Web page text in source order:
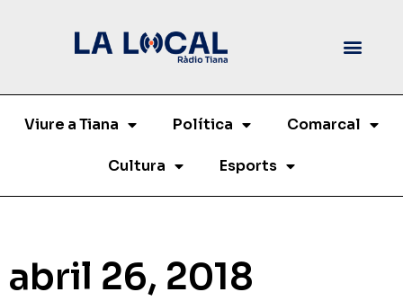
Viure a Tiana Política Comarcal
Cultura Esports
abril 26, 2018